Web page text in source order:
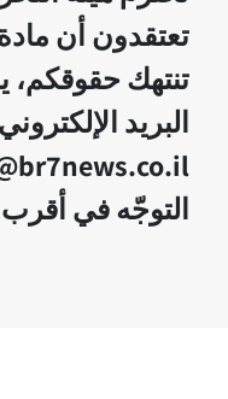
تعتقدون أن
تنتهك حقوقكم،
البريد الإلكتروني
التوجّه في